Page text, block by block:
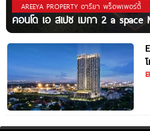
AREEYA PROPERTY อารียา พร็อพเพอร์ตี้
คอนโด เอ สเปซ เมกา 2 a space